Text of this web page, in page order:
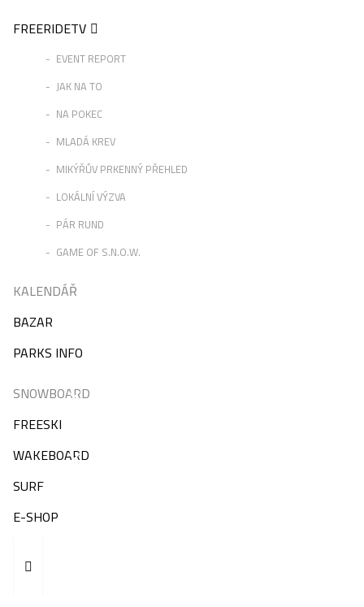
FREERIDETV
EVENT REPORT
JAK NA TO
NA POKEC
MLADÁ KREV
MIKÝŘŮV PRKENNÝ PŘEHLED
LOKÁLNÍ VÝZVA
PÁR RUND
GAME OF S.N.O.W.
KALENDÁŘ
BAZAR
PARKS INFO
SNOWBOARD
FREESKI
WAKEBOARD
SURF
E-SHOP